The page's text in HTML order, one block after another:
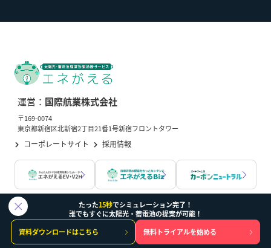
運営： 国際航業株式会社
〒169-0074
東京都新宿区北新宿2丁目21番1号新宿フロントタワー
コーポレートサイト 採用情報
エネがえるについて
機能一覧 料金プラン
たった15秒でシミュレーション完了！
誰でもすぐに太陽光・蓄電池の提案が可能！
資料ダウンロードはこちら
無料トライアルを始める